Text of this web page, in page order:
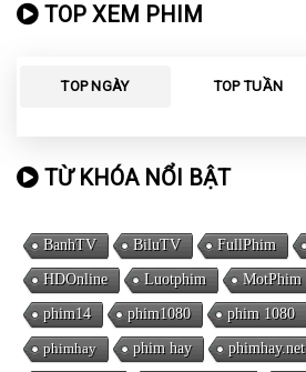
TOP XEM PHIM
TOP NGÀY TOP TUẦN
TỪ KHÓA NỔI BẬT
BanhTV BiluTV FullPhim
HDOnline Luotphim MotPhim
phim14 phim1080 phim 1080
phimhay phim hay phimhay.net